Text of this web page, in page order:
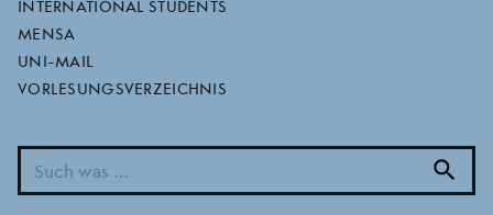
INTERNATIONAL STUDENTS
MENSA
UNI-MAIL
VORLESUNGSVERZEICHNIS
search
stellungnahme kritische solidarität mit
dem schüler:innenstreik gegen
04.03.2026
Am 05.03.2026 findet ein bundesweiter Schulstreik